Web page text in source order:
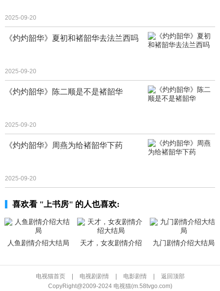
2025-09-20
《灼灼韶华》夏初和褚韶华去法兰西吗
2025-09-20
《灼灼韶华》陈二顺是不是褚韶华
2025-09-20
《灼灼韶华》周燕为给褚韶华下药
2025-09-20
喜欢看 "上书房" 的人也喜欢:
人鱼剧情介绍大结局
天才，女友剧情介绍
九门剧情介绍大结局
电视猫首页 | 电视剧剧情 | 电影剧情 |
返回顶部
CopyRight@2009-2024 电视猫(m.58tvgo.com)